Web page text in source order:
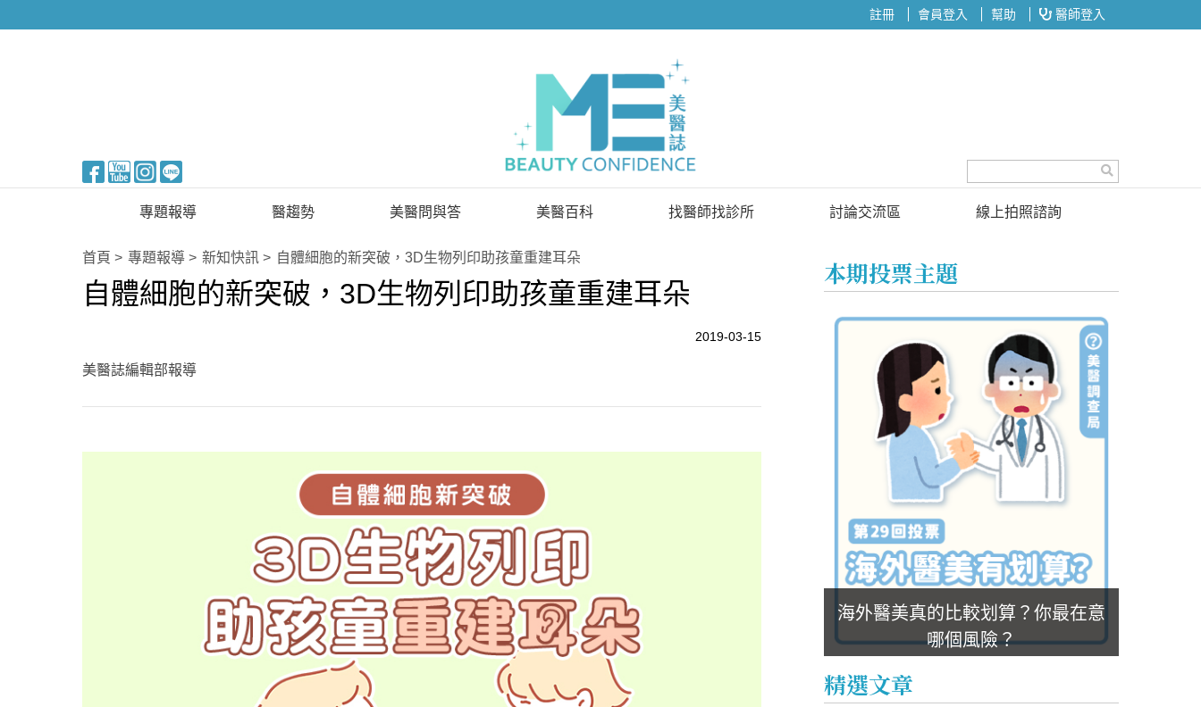
註冊 會員登入 幫助 醫師登入
專題報導
新知快訊
醫美整形
生活知識
心理健康
醫趨勢
美醫FUN知識
國際新知
美醫問與答
已解決問題
待解決問題
美醫百科 找醫師找診所 討論交流區
投票區
線上拍照諮詢
首頁 專題報導 新知快訊 自體細胞的新突破，3D生物列印助孩童重建耳朵
自體細胞的新突破，3D生物列印助孩童重建耳朵
2019-03-15
美醫誌編輯部報導
本期投票主題
海外醫美真的比較划算？你最在意
哪個風險？
精選文章